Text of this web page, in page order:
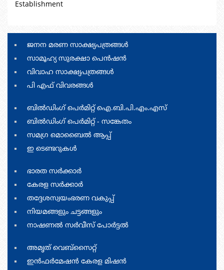
Establishment
footer
menu
one
ജനന മരണ സാക്ഷ്യപത്രങ്ങള്‍
സാമൂഹ്യ സുരക്ഷാ പെന്‍ഷന്‍
വിവാഹ സാക്ഷ്യപത്രങ്ങള്‍
പി എഫ് വിവരങ്ങള്‍
Footer
menu
two
ബില്‍ഡിംഗ് പെര്‍മിറ്റ്‌ ഐ.ബി.പി.എം.എസ്
ബില്‍ഡിംഗ്‌ പെര്‍മിറ്റ്‌ - സങ്കേതം
സമഗ്ര മൊബൈല്‍ ആപ്പ്
ഇ ടെണ്ടറുകള്‍
footer
menu
three
ഭാരത സര്‍ക്കാര്‍
കേരള സര്‍ക്കാര്‍
തദ്ദേശസ്വയംഭരണ വകുപ്പ്
നിയമങ്ങളും ചട്ടങ്ങളും
നാഷണൽ സർവീസ് പോർട്ടൽ
footer
menu
അമ‍ൃത് വെബ്സൈറ്റ്
ഇന്‍ഫര്‍മേഷന്‍ കേരള മിഷന്‍